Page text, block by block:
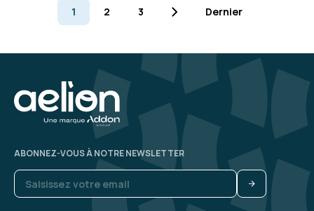
1 2 3 Dernier
ABONNEZ-VOUS À NOTRE NEWSLETTER